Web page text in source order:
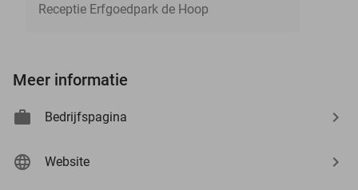
Receptie Erfgoedpark de Hoop
Meer informatie
Bedrijfspagina
Website